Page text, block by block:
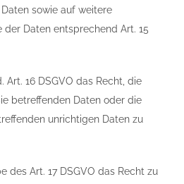
sowie auf weitere
der Daten entsprechend Art. 15
Art. 16 DSGVO das Recht, die
betreffenden Daten oder die
unrichtigen Daten zu
des Art. 17 DSGVO das Recht zu